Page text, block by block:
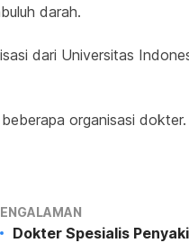
darah.
dari Universitas
organisasi
Dokter Spesialis